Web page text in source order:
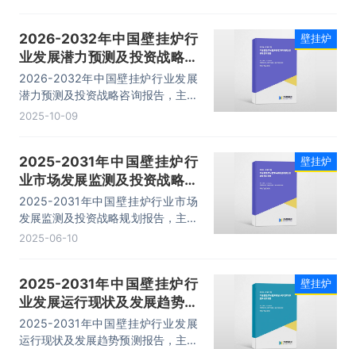
2026-2032年中国壁挂炉行
业发展潜力预测及投资战略咨
询报告
2026-2032年中国壁挂炉行业发展
潜力预测及投资战略咨询报告，主要
包括行业产品进出口数据分析、生产
容。
2025-10-09
壁挂炉
2025-2031年中国壁挂炉行
业市场发展监测及投资战略规
划报告
2025-2031年中国壁挂炉行业市场
发展监测及投资战略规划报告，主要
包括行业产品进出口数据分析、生产
容。
2025-06-10
壁挂炉
2025-2031年中国壁挂炉行
业发展运行现状及发展趋势预
测报告
2025-2031年中国壁挂炉行业发展
运行现状及发展趋势预测报告，主要
壁挂炉